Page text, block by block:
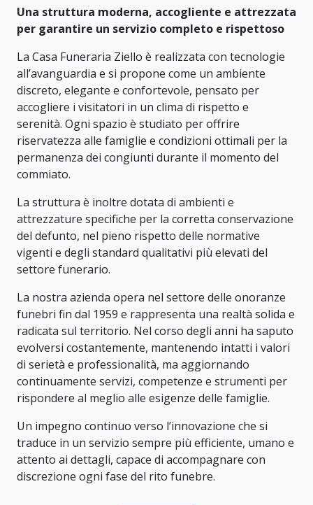
Una struttura moderna, accogliente e attrezzata
per garantire un servizio completo e rispettoso
La Casa Funeraria Ziello è realizzata con tecnologie
all’avanguardia e si propone come un ambiente
discreto, elegante e confortevole, pensato per
accogliere i visitatori in un clima di rispetto e
serenità. Ogni spazio è studiato per offrire
riservatezza alle famiglie e condizioni ottimali per la
permanenza dei congiunti durante il momento del
commiato.
La struttura è inoltre dotata di ambienti e
attrezzature specifiche per la corretta conservazione
del defunto, nel pieno rispetto delle normative
vigenti e degli standard qualitativi più elevati del
settore funerario.
La nostra azienda opera nel settore delle onoranze
funebri fin dal 1959 e rappresenta una realtà solida e
radicata sul territorio. Nel corso degli anni ha saputo
evolversi costantemente, mantenendo intatti i valori
di serietà e professionalità, ma aggiornando
continuamente servizi, competenze e strumenti per
rispondere al meglio alle esigenze delle famiglie.
Un impegno continuo verso l’innovazione che si
traduce in un servizio sempre più efficiente, umano e
attento ai dettagli, capace di accompagnare con
discrezione ogni fase del rito funebre.